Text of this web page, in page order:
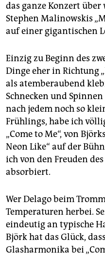
das ganze Konzert
Stephen Malinowskis
auf einer gigantischen
Einzig zu Beginn des
Dinge eher in Richtung
als atemberaubend
Schnecken und
nach jedem noch so
Frühlings, habe ich
„Come to Me“, von
Neon Like“ auf der
ich von den Freuden
absorbiert.
Wer Delago beim
Temperaturen herbei.
eindeutig an typische
Björk hat das Glück,
Glasharmonika bei